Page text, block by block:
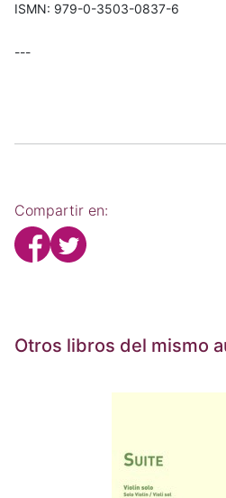
ISMN: 979-0-3503-0837-6
---
Compartir en:
Otros libros del mismo